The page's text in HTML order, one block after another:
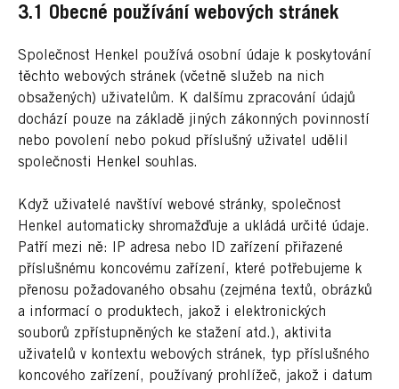
3.1 Obecné používání webových stránek
Společnost Henkel používá osobní údaje k poskytování
těchto webových stránek (včetně služeb na nich
obsažených) uživatelům. K dalšímu zpracování údajů
dochází pouze na základě jiných zákonných povinností
nebo povolení nebo pokud příslušný uživatel udělil
společnosti Henkel souhlas.
Když uživatelé navštíví webové stránky, společnost
Henkel automaticky shromažďuje a ukládá určité údaje.
Patří mezi ně: IP adresa nebo ID zařízení přiřazené
příslušnému koncovému zařízení, které potřebujeme k
přenosu požadovaného obsahu (zejména textů, obrázků
a informací o produktech, jakož i elektronických
souborů zpřístupněných ke stažení atd.), aktivita
uživatelů v kontextu webových stránek, typ příslušného
koncového zařízení, používaný prohlížeč, jakož i datum